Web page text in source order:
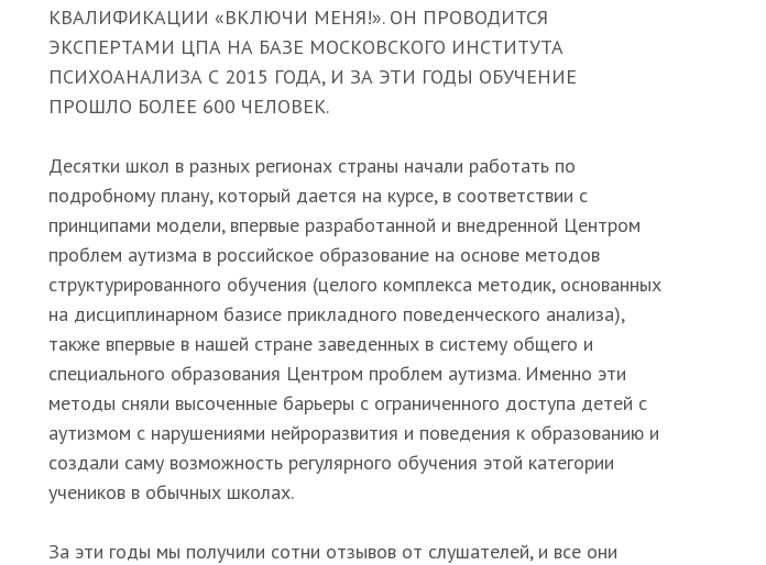
КВАЛИФИКАЦИИ «ВКЛЮЧИ МЕНЯ!». ОН ПРОВОДИТСЯ
ЭКСПЕРТАМИ ЦПА НА БАЗЕ МОСКОВСКОГО ИНСТИТУТА
ПСИХОАНАЛИЗА С 2015 ГОДА, И ЗА ЭТИ ГОДЫ ОБУЧЕНИЕ
ПРОШЛО БОЛЕЕ 600 ЧЕЛОВЕК.
Десятки школ в разных регионах страны начали работать по
подробному плану, который дается на курсе, в соответствии с
принципами модели, впервые разработанной и внедренной Центром
проблем аутизма в российское образование на основе методов
структурированного обучения (целого комплекса методик, основанных
на дисциплинарном базисе прикладного поведенческого анализа),
также впервые в нашей стране заведенных в систему общего и
специального образования Центром проблем аутизма. Именно эти
методы сняли высоченные барьеры с ограниченного доступа детей с
аутизмом с нарушениями нейроразвития и поведения к образованию и
создали саму возможность регулярного обучения этой категории
учеников в обычных школах.
За эти годы мы получили сотни отзывов от слушателей, и все они